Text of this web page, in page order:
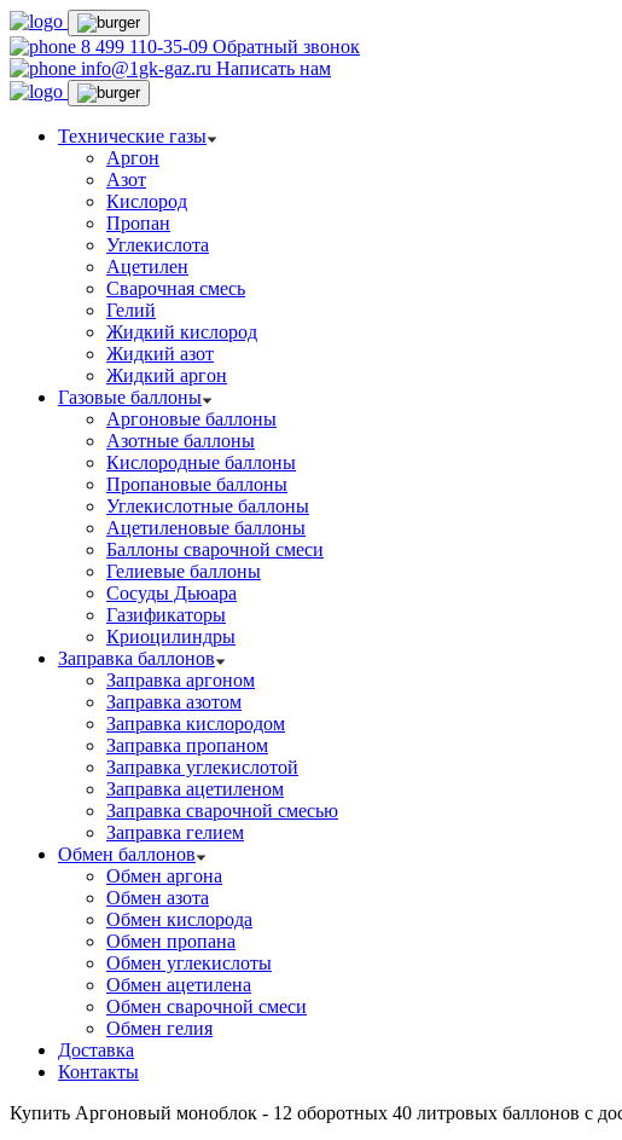
8 499 110-35-09 Обратный звонок
info@1gk-gaz.ru Написать нам
Технические газы
Аргон
Азот
Кислород
Пропан
Углекислота
Ацетилен
Сварочная смесь
Гелий
Жидкий кислород
Жидкий азот
Жидкий аргон
Газовые баллоны
Аргоновые баллоны
Азотные баллоны
Кислородные баллоны
Пропановые баллоны
Углекислотные баллоны
Ацетиленовые баллоны
Баллоны сварочной смеси
Гелиевые баллоны
Сосуды Дьюара
Газификаторы
Криоцилиндры
Заправка баллонов
Заправка аргоном
Заправка азотом
Заправка кислородом
Заправка пропаном
Заправка углекислотой
Заправка ацетиленом
Заправка сварочной смесью
Заправка гелием
Обмен баллонов
Обмен аргона
Обмен азота
Обмен кислорода
Обмен пропана
Обмен углекислоты
Обмен ацетилена
Обмен сварочной смеси
Обмен гелия
Доставка
Контакты
Купить Аргоновый моноблок - 12 оборотных 40 литровых баллонов с